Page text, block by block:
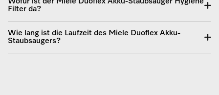
Wofür ist der Miele Duoflex Akku-Staubsauger Hygiene
Filter da?
Wie lang ist die Laufzeit des Miele Duoflex Akku-
Staubsaugers?